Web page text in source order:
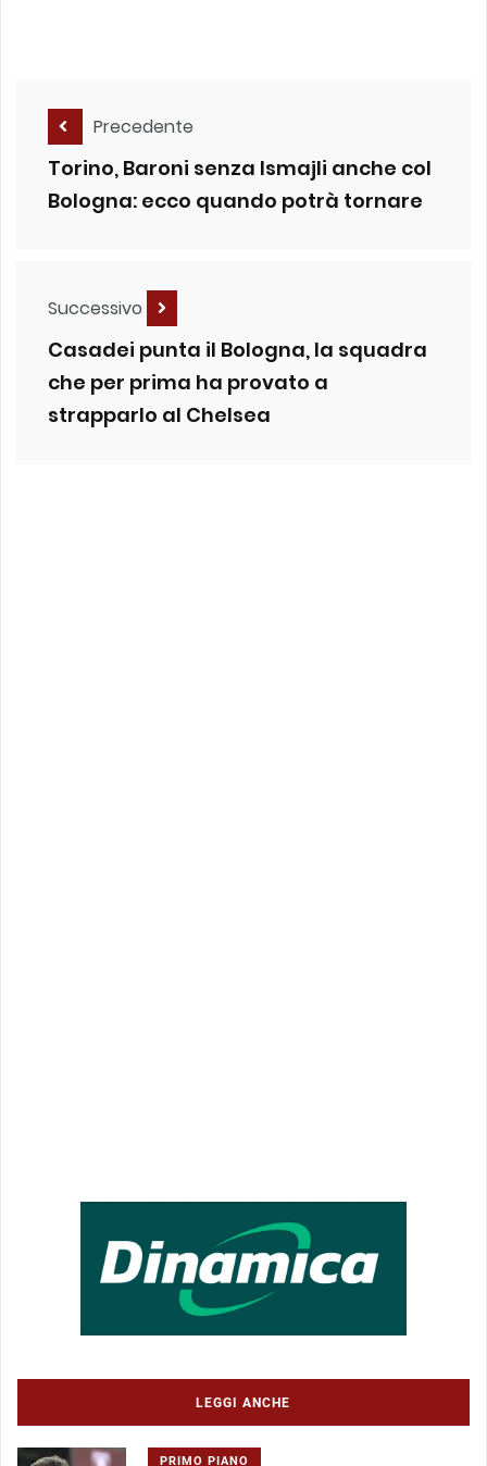
Precedente
Torino, Baroni senza Ismajli anche col
Bologna: ecco quando potrà tornare
Successivo
Casadei punta il Bologna, la squadra
che per prima ha provato a
strapparlo al Chelsea
LEGGI ANCHE
PRIMO PIANO